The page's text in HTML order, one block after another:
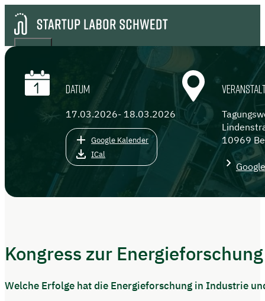
Kongress zur
Welche Erfolge hat die Energieforschung in Industrie
DATUM
17.03.2026- 18.03.2026
Google Kalender
ICal
10969